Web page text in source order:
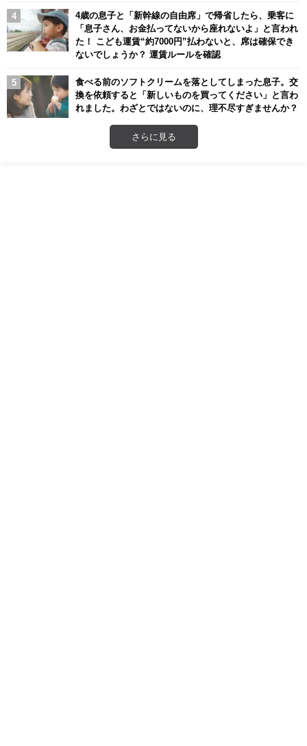
4歳の息子と「新幹線の自由席」で帰省したら、乗客に
「息子さん、お金払ってないから座れないよ」と言われ
た！ こども運賃“約7000円”払わないと、席は確保でき
ないでしょうか？ 運賃ルールを確認
食べる前のソフトクリームを落としてしまった息子。交
換を依頼すると「新しいものを買ってください」と言わ
れました。わざとではないのに、理不尽すぎませんか？
さらに見る